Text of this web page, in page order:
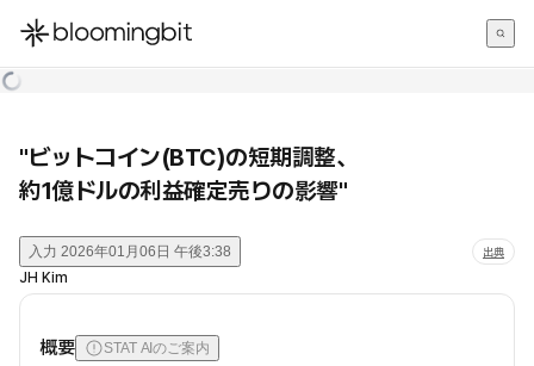
한국어
"ビットコイン(BTC)の短期調整、
約1億ドルの利益確定売りの影響"
入力 2026年01月06日 午後3:38 出典
JH Kim
概要 STAT AIのご案内